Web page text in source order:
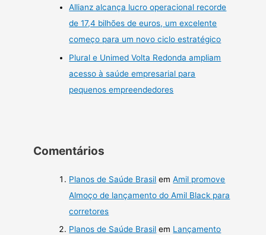
Allianz alcança lucro operacional recorde
de 17,4 bilhões de euros, um excelente
começo para um novo ciclo estratégico
Plural e Unimed Volta Redonda ampliam
acesso à saúde empresarial para
pequenos empreendedores
Comentários
Planos de Saúde Brasil emAmil promove
Almoço de lançamento do Amil Black para
corretores
Planos de Saúde Brasil em Lançamento